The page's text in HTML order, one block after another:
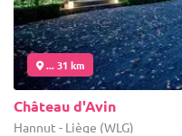
... 31 km
Château d'Avin
Hannut - Liège (WLG)